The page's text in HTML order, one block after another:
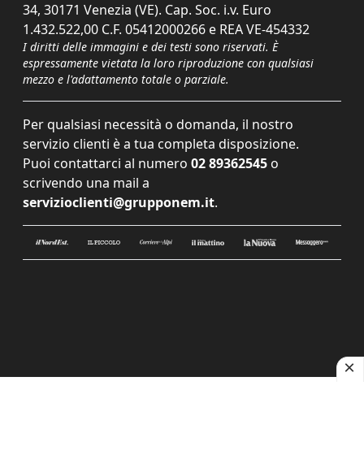
34, 30171 Venezia (VE). Cap. Soc. i.v. Euro
1.432.522,00 C.F. 05412000266 e REA VE-454332
I diritti delle immagini e dei testi sono riservati. È
espressamente vietata la loro riproduzione con qualsiasi
mezzo e l'adattamento totale o parziale.
Per qualsiasi necessità o domanda, il nostro
servizio clienti è a tua completa disposizione.
Puoi contattarci al numero 02 89362545 o
scrivendo una mail a
servizioclienti@grupponem.it.